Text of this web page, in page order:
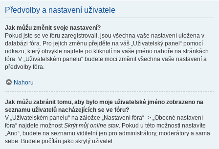
Předvolby a nastavení uživatele
Jak můžu změnit svoje nastavení?
Pokud jste se ve fóru zaregistrovali, jsou všechna vaše nastavení uložena v
databázi fóra. Pro jejich změnu přejděte na váš „Uživatelský panel“ pomocí
odkazu, který obvykle najdete po kliknutí na vaše jméno nahoře na stránkách
fóra. V „Uživatelském panelu“ budete moci změnit všechna vaše nastavení a
předvolby fóra.
Nahoru
Jak můžu zabránit tomu, aby bylo moje uživatelské jméno zobrazeno na
seznamu uživatelů nacházejících se ve fóru?
V „Uživatelském panelu“ na záložce „Nastavení fóra“ -> „Obecné nastavení
fóra“ najdete možnostSkrýt můj online stav. Pokud u této možnosti nastavíte
„Ano“, budete na seznamu viditelní jen pro administrátory, moderátory a sama
sebe. Budete počítán jako skrytý uživatel.